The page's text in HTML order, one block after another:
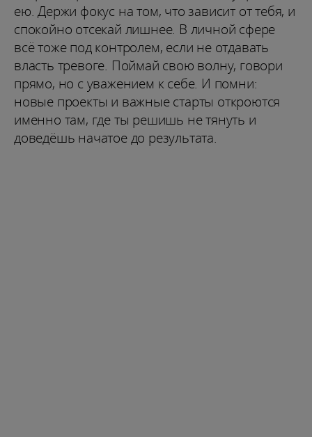
ею. Держи фокус на том, что зависит от тебя, и
спокойно отсекай лишнее. В личной сфере
всё тоже под контролем, если не отдавать
власть тревоге. Поймай свою волну, говори
прямо, но с уважением к себе. И помни:
новые проекты и важные старты откроются
именно там, где ты решишь не тянуть и
доведёшь начатое до результата.